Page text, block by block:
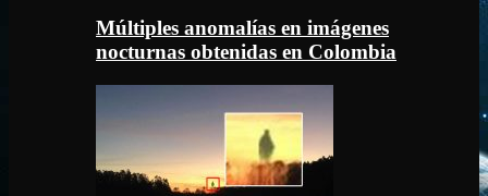
Múltiples anomalías en imágenes
nocturnas obtenidas en Colombia